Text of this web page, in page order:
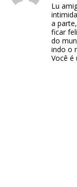
Lu
a
ficar
do
indo o
Você é